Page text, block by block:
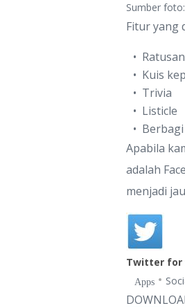
Sumber
Fitur yang
Kuis
Trivia
Listicle
Apabila
adalah
menjadi
Twitter for
Apps